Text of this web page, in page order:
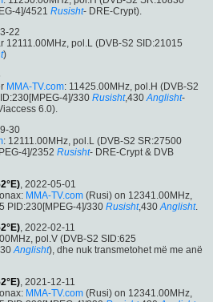
4]/4521 Rusisht- DRE-Crypt).
22
12111.00MHz, pol.L (DVB-S2 SID:21015
)
MMA-TV.com: 11425.00MHz, pol.H (DVB-S2
4]/330 Rusisht,430 Anglisht-
6.0).
30
: 12111.00MHz, pol.L (DVB-S2 SR:27500
4]/2352 Rusisht- DRE-Crypt & DVB
, 2022-05-01
MMA-TV.com (Rusi) on 12341.00MHz,
PID:230[MPEG-4]/330 Rusisht,430 Anglisht.
, 2022-02-11
pol.V (DVB-S2 SID:625
Anglisht), dhe nuk transmetohet më me anë
, 2021-12-11
MMA-TV.com (Rusi) on 12341.00MHz,